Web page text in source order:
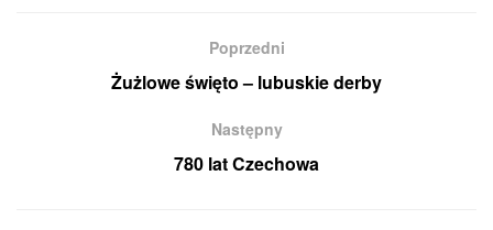
Poprzedni
Żużlowe święto – lubuskie derby
Następny
780 lat Czechowa